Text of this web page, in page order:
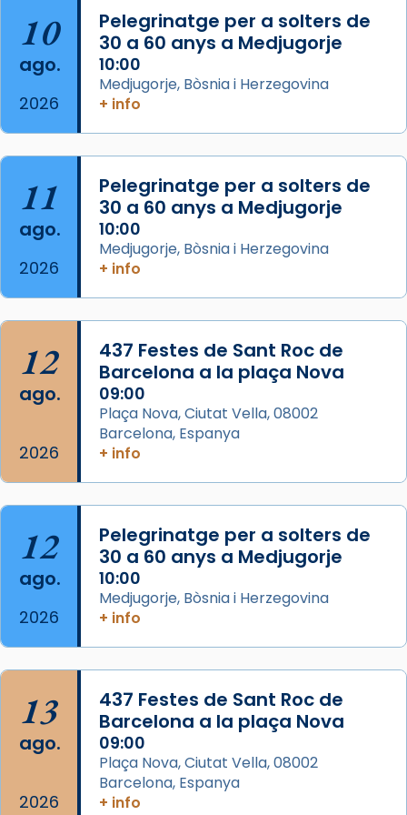
L’arquebisbe de Barcelona, el cardenal Joan
Josep Omella, ha presidit la missa i l’ha
concelebrat el bisbe auxiliar de Barcelona,
Mons. David Abadías.
📸 Dr. G. Simón
Foto
View on Facebook · Share
Arquebisbat de Barcelona
2 weeks ago
Acompanyant la història de sant Cugat, a
partir de l’Edat Mitjana sorgeix la tradició
que les santes Juliana (“relatiu a Júlia”) i
Semproniana (“relatiu a Semprònia =
eterna”) són deixebles seves. I l’any 1667, el
frare Joan Gaspar Roig, afirma en una obra
que les santes són filles de l’antiga Iluro.
Mataró en reivindicarà les relíq
Foto
View on Facebook ·
10
ago.
2026
Pelegrinatge per a solters de
30 a 60 anys a Medjugorje
10:00
Medjugorje, Bòsnia i Herzegovina
+ info
11
ago.
2026
Pelegrinatge per a solters de
30 a 60 anys a Medjugorje
10:00
Medjugorje, Bòsnia i Herzegovina
+ info
12
ago.
2026
437 Festes de Sant Roc de
Barcelona a la plaça Nova
09:00
Plaça Nova, Ciutat Vella, 08002
Barcelona, Espanya
+ info
12
ago.
2026
Pelegrinatge per a solters de
30 a 60 anys a Medjugorje
10:00
Medjugorje, Bòsnia i Herzegovina
+ info
13
ago.
2026
437 Festes de Sant Roc de
Barcelona a la plaça Nova
09:00
Plaça Nova, Ciutat Vella, 08002
Barcelona, Espanya
+ info